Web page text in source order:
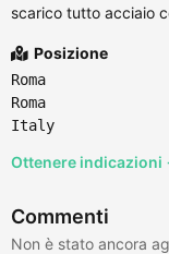
scarico tutto acciaio
Posizione
Roma
Roma
Italy
Ottenere indicazioni
Commenti
Non è stato ancora